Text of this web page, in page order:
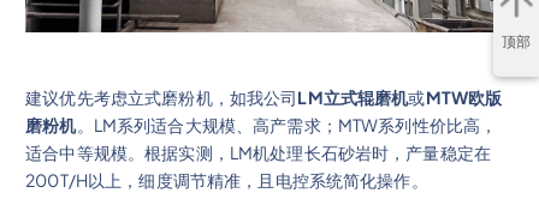
建议优先考虑立式磨粉机，如我公司LM立式辊磨机或MTW欧版
磨粉机 。LM系列适合大规模、高产需求；MTW系列性价比高，
适合中等规模。根据实测，LM机处理长石砂岩时，产量稳定在
200T/H以上，细度调节精准，且电控系统简化操作。
顶部